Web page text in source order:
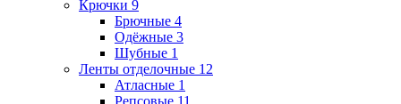
Крючки 9
Брючные 4
Одёжные 3
Шубные 1
Ленты отделочные 12
Атласные 1
Репсовые 11